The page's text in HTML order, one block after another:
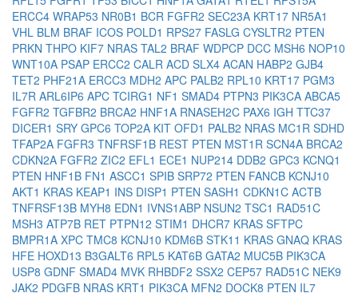
ERCC4 WRAP53 NR0B1 BCR FGFR2 SEC23A KRT17 NR5A1
VHL BLM BRAF ICOS POLD1 RPS27 FASLG CYSLTR2 PTEN
PRKN THPO KIF7 NRAS TAL2 BRAF WDPCP DCC MSH6 NOP10
WNT10A PSAP ERCC2 CALR ACD SLX4 ACAN HABP2 GJB4
TET2 PHF21A ERCC3 MDH2 APC PALB2 RPL10 KRT17 PGM3
IL7R ARL6IP6 APC TCIRG1 NF1 SMAD4 PTPN3 PIK3CA ABCA5
FGFR2 TGFBR2 BRCA2 HNF1A RNASEH2C PAX6 IGH TTC37
DICER1 SRY GPC6 TOP2A KIT OFD1 PALB2 NRAS MC1R SDHD
TFAP2A FGFR3 TNFRSF1B REST PTEN MST1R SCN4A BRCA2
CDKN2A FGFR2 ZIC2 EFL1 ECE1 NUP214 DDB2 GPC3 KCNQ1
PTEN HNF1B FN1 ASCC1 SPIB SRP72 PTEN FANCB KCNJ10
AKT1 KRAS KEAP1 INS DISP1 PTEN SASH1 CDKN1C ACTB
TNFRSF13B MYH8 EDN1 IVNS1ABP NSUN2 TSC1 RAD51C
MSH3 ATP7B RET PTPN12 STIM1 DHCR7 KRAS SFTPC
BMPR1A XPC TMC8 KCNJ10 KDM6B STK11 KRAS GNAQ KRAS
HFE HOXD13 B3GALT6 RPL5 KAT6B GATA2 MUC5B PIK3CA
USP8 GDNF SMAD4 MVK RHBDF2 SSX2 CEP57 RAD51C NEK9
JAK2 PDGFB NRAS KRT1 PIK3CA MFN2 DOCK8 PTEN IL7